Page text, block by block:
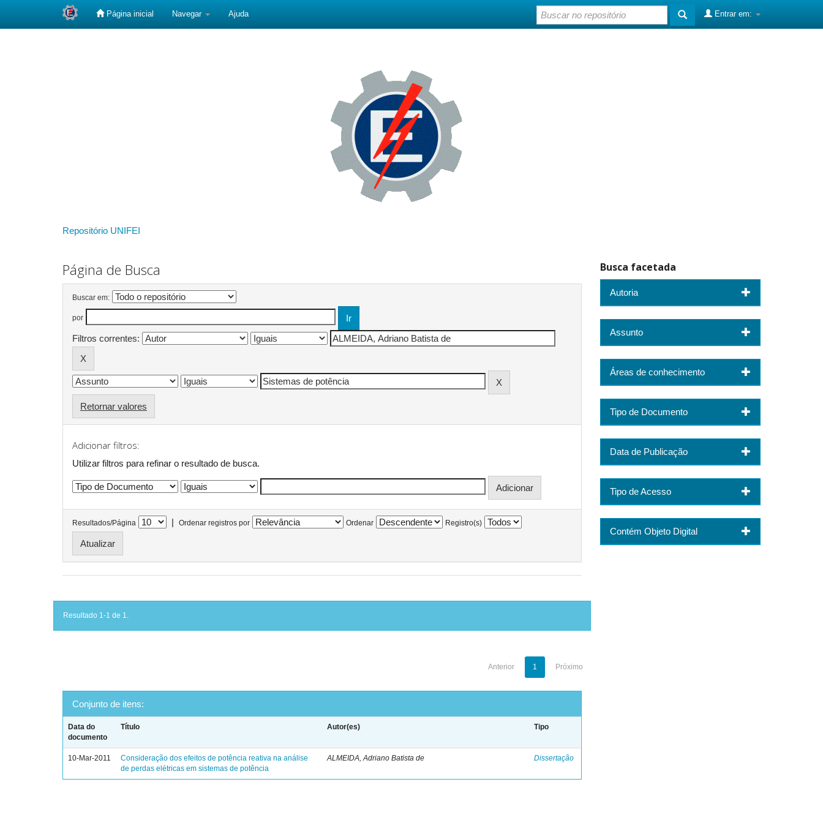
Página inicial Navegar Ajuda Entrar em:
Repositório UNIFEI
Página de Busca
Buscar em:
por
Filtros correntes:
Retornar valores
Adicionar filtros:
Utilizar filtros para refinar o resultado de busca.
Resultados/Página | Ordenar registros por Ordenar Registro(s)
Resultado 1-1 de 1.
Anterior 1 Próximo
Conjunto de itens:
Data do
documento
Título Autor(es) Tipo
10-Mar-2011
Consideração dos efeitos de potência reativa na análise
de perdas elétricas em sistemas de potência
ALMEIDA, Adriano Batista de Dissertação
Busca facetada
Autoria
Assunto
Áreas de conhecimento
Tipo de Documento
Data de Publicação
Tipo de Acesso
Contém Objeto Digital